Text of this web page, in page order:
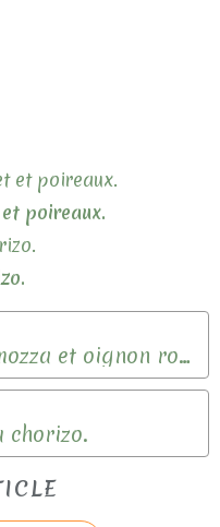
poireaux.
Salade tomates, avocat, mozza et oignon rouge.
chorizo.